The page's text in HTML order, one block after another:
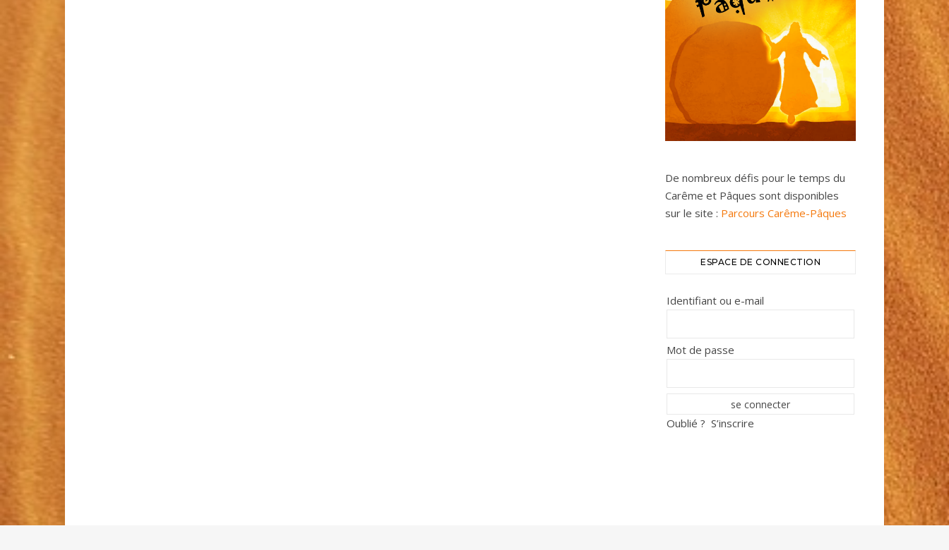
De nombreux défis pour le temps du
Carême et Pâques sont disponibles
sur le site : Parcours Carême-Pâques
ESPACE DE CONNECTION
Identifiant ou e-mail
Mot de passe
Oublié ? S’inscrire